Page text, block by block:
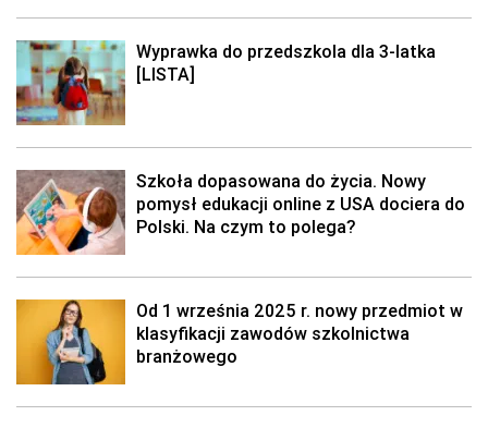
Wyprawka do przedszkola dla 3-latka
[LISTA]
Szkoła dopasowana do życia. Nowy
pomysł edukacji online z USA dociera do
Polski. Na czym to polega?
Od 1 września 2025 r. nowy przedmiot w
klasyfikacji zawodów szkolnictwa
branżowego